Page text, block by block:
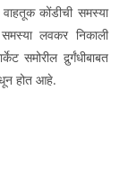
कोंडीची समस्या
लवकर निकाली
समोरील दुर्र्गंधीबाबत
होत आहे.